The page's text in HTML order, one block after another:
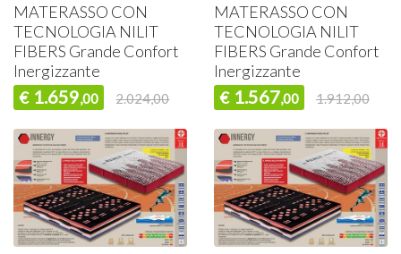
MATERASSO CON
TECNOLOGIA NILIT
FIBERS Grande Confort
Inergizzante
€ 1.659,00 2.024,00
MATERASSO CON
TECNOLOGIA NILIT
FIBERS Grande Confort
Inergizzante
€ 1.567,00 1.912,00